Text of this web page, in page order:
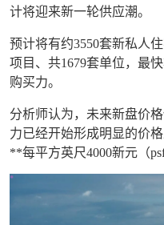
计将迎来新一轮供应潮。
预计将有约3550套新私人
项目、共1679套单位，最
购买力。
分析师认为，未来新盘价
力已经开始形成明显的价
**每平方英尺4000新元（